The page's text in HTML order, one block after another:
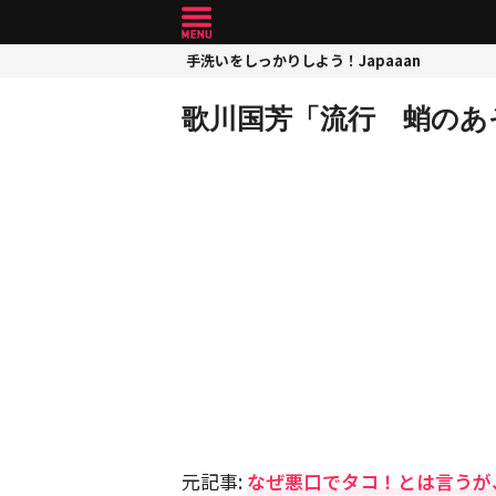
手洗いをしっかりしよう！Japaaan
歌川国芳「流行 蛸のあ
元記事: なぜ悪口でタコ！とは言う